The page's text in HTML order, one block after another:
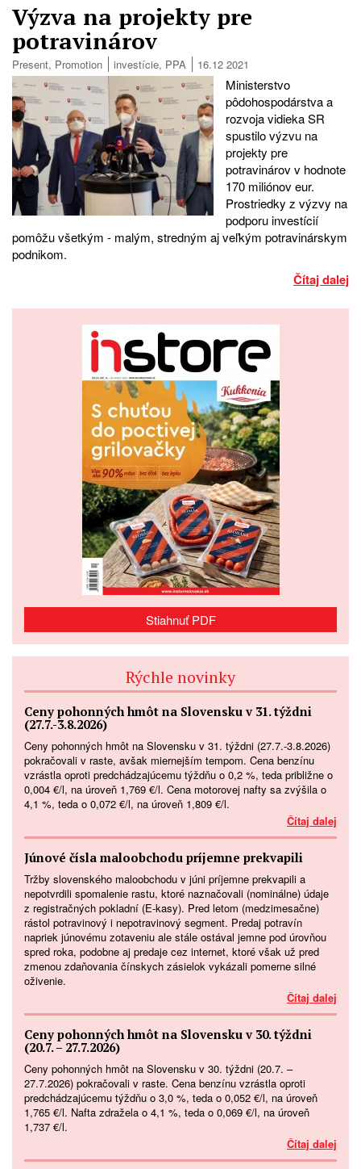
Výzva na projekty pre
potravinárov
Present, Promotion investície, PPA 16.12 2021
Ministerstvo
pôdohospodárstva a
rozvoja vidieka SR
spustilo výzvu na
projekty pre
potravinárov v hodnote
170 miliónov eur.
Prostriedky z výzvy na
podporu investícií
pomôžu všetkým - malým, stredným aj veľkým potravinárskym
podnikom.
Čítaj dalej
Stiahnuť PDF
Rýchle novinky
Ceny pohonných hmôt na Slovensku v 31. týždni
(27.7.-3.8.2026)
Ceny pohonných hmôt na Slovensku v 31. týždni (27.7.-3.8.2026)
pokračovali v raste, avšak miernejším tempom. Cena benzínu
vzrástla oproti predchádzajúcemu týždňu o 0,2 %, teda približne o
0,004 €/l, na úroveň 1,769 €/l. Cena motorovej nafty sa zvýšila o
4,1 %, teda o 0,072 €/l, na úroveň 1,809 €/l.
Čítaj dalej
Júnové čísla maloobchodu príjemne prekvapili
Tržby slovenského maloobchodu v júni príjemne prekvapili a
nepotvrdili spomalenie rastu, ktoré naznačovali (nominálne) údaje
z registračných pokladní (E-kasy). Pred letom (medzimesačne)
rástol potravinový i nepotravinový segment. Predaj potravín
napriek júnovému zotaveniu ale stále ostával jemne pod úrovňou
spred roka, podobne aj predaje cez internet, ktoré však už pred
zmenou zdaňovania čínskych zásielok vykázali pomerne silné
oživenie.
Čítaj dalej
Ceny pohonných hmôt na Slovensku v 30. týždni
(20.7. – 27.7.2026)
Ceny pohonných hmôt na Slovensku v 30. týždni (20.7. –
27.7.2026) pokračovali v raste. Cena benzínu vzrástla oproti
predchádzajúcemu týždňu o 3,0 %, teda o 0,052 €/l, na úroveň
1,765 €/l. Nafta zdražela o 4,1 %, teda o 0,069 €/l, na úroveň
1,737 €/l.
Čítaj dalej